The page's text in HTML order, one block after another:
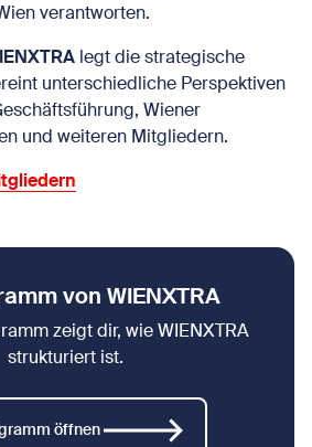
verantworten.
legt die strategische
unterschiedliche Perspektiven
Wiener
und weiteren Mitgliedern.
von WIENXTRA
zeigt dir, wie WIENXTRA
strukturiert ist.
öffnen